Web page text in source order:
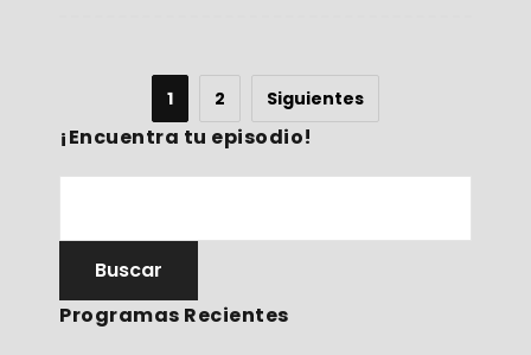
1 2 Siguientes
¡Encuentra tu episodio!
Programas Recientes